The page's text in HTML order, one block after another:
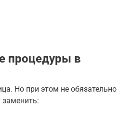
процедуры в
Но при этом не обязательно
заменить: